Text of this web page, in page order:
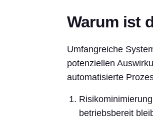
Warum ist
Umfangreiche
potenziellen
automatisierte
betriebsbereit